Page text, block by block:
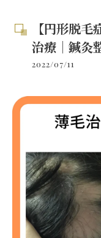
【円形脱
治療｜鍼灸
2022/07/11